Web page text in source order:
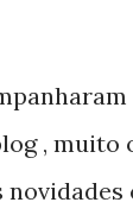
, muito